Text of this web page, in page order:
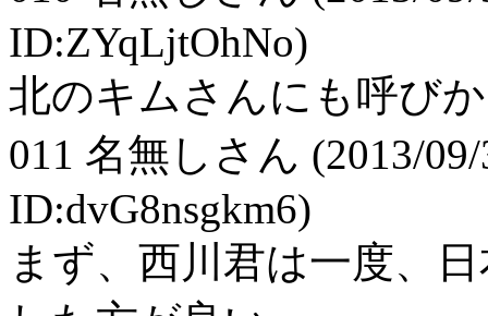
ID:ZYqLjtOhNo)
北のキムさんにも呼び
011 名無しさん (2013/
ID:dvG8nsgkm6)
まず、西川君は一度、